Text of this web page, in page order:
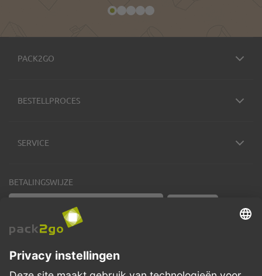
PACK2GO
BESTELLPROCES
SERVICE
BETALINGSWIJZE
VERZENDMETHODEN